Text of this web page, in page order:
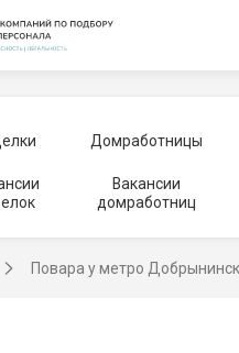
Домработницы
Вакансии
домработниц
Повара у метро